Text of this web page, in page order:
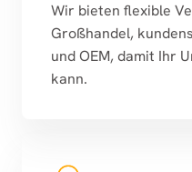
Wir bieten flexible
Großhandel,
und OEM, damit Ihr
kann.